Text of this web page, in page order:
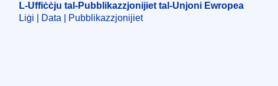
L-Uffiċċju tal-Pubblikazzjonijiet tal-Unjoni Ewropea
Liġi | Data | Pubblikazzjonijiet